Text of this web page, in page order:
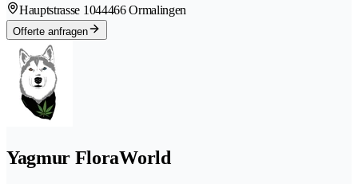
Hauptstrasse 1044466 Ormalingen
Offerte anfragen
Yagmur FloraWorld